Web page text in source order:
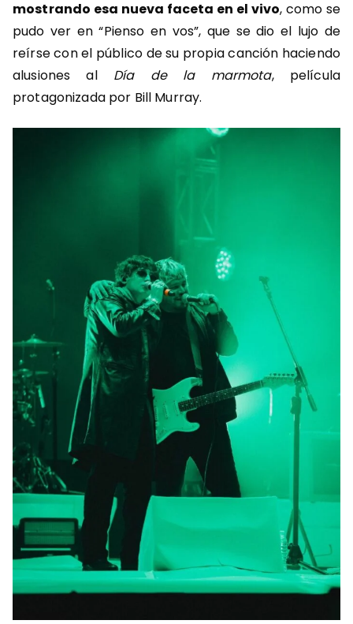
mostrando esa nueva faceta en el vivo, como se
pudo ver en “Pienso en vos”, que se dio el lujo de
reírse con el público de su propia canción haciendo
alusiones al Día de la marmota, película
protagonizada por Bill Murray.